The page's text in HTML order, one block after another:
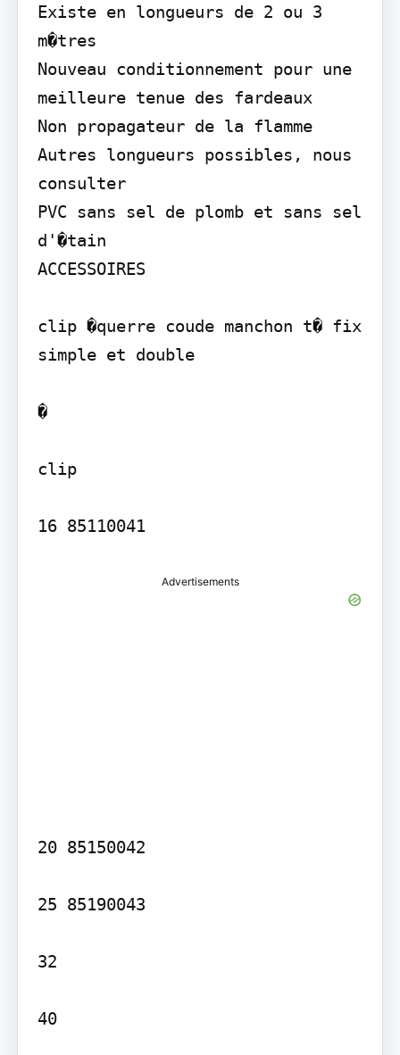
Existe en longueurs de 2 ou 3
m�tres
Nouveau conditionnement pour une
meilleure tenue des fardeaux
Non propagateur de la flamme
Autres longueurs possibles, nous
consulter
PVC sans sel de plomb et sans sel
d'�tain
ACCESSOIRES
clip �querre coude manchon t� fix
simple et double
�
clip
16 85110041
Advertisements
20 85150042
25 85190043
32
40